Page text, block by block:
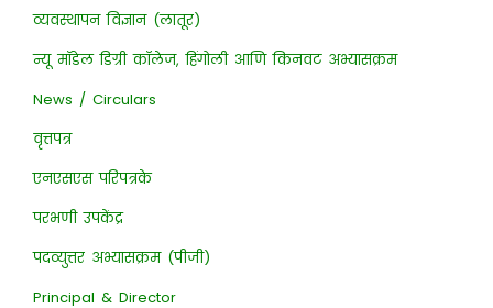
व्यवस्थापन विज्ञान (लातूर)
न्यू मॉडेल डिग्री कॉलेज, हिंगोली आणि किनवट अभ्यासक्रम
News / Circulars
वृत्तपत्र
एनएसएस परिपत्रके
परभणी उपकेंद्र
पदव्युत्तर अभ्यासक्रम (पीजी)
Principal & Director